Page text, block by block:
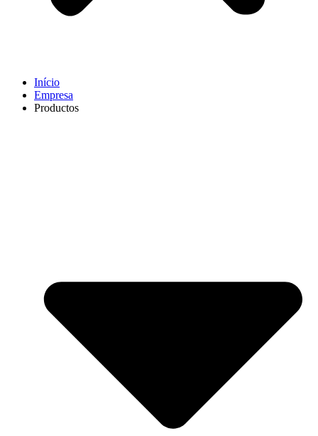
Início
Empresa
Productos